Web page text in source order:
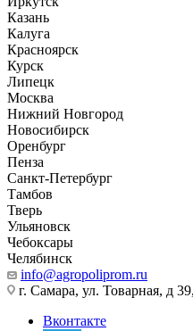
Казань
Калуга
Красноярск
Курск
Липецк
Москва
Нижний Новгород
Новосибирск
Оренбург
Пенза
Санкт-Петербург
Тамбов
Тверь
Ульяновск
Чебоксары
Челябинск
info@agropoliprom.ru
г. Самара, ул. Товарная, д
Вконтакте